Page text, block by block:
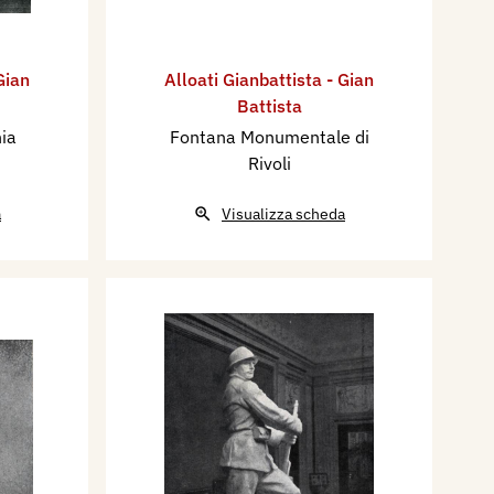
Alloati Gianbattista - Gian
Battista
Fontana Monumentale di
Rivoli
Visualizza scheda